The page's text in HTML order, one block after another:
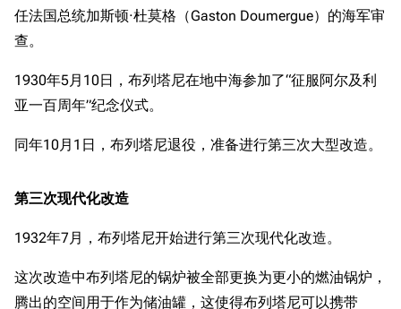
任法国总统加斯顿·杜莫格（Gaston Doumergue）的海军审
查。
1930年5月10日，布列塔尼在地中海参加了“征服阿尔及利
亚一百周年”纪念仪式。
同年10月1日，布列塔尼退役，准备进行第三次大型改造。
第三次现代化改造
1932年7月，布列塔尼开始进行第三次现代化改造。
这次改造中布列塔尼的锅炉被全部更换为更小的燃油锅炉，
腾出的空间用于作为储油罐，这使得布列塔尼可以携带